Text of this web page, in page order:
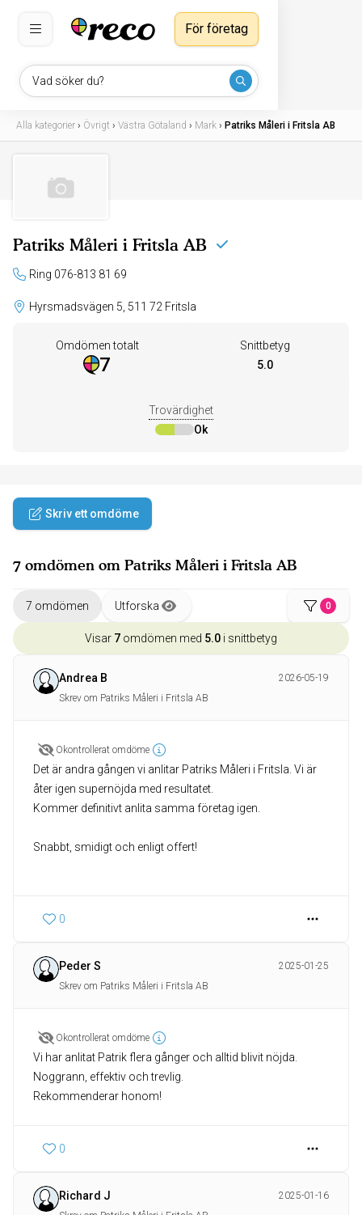
Vad söker du?
För företag
Alla kategorier › Övrigt › Västra Götaland › Mark › Patriks Måleri i Fritsla AB
Patriks Måleri i Fritsla AB
Ring 076-813 81 69
Hyrsmadsvägen 5, 511 72 Fritsla
Omdömen totalt
7
Snittbetyg
5.0
Trovärdighet
Ok
Skriv ett omdöme
7 omdömen om Patriks Måleri i Fritsla AB
7 omdömen Utforska 0
Visar 7 omdömen med 5.0 i snittbetyg
Andrea B
2026-05-19
Skrev om Patriks Måleri i Fritsla AB
Okontrollerat omdöme
Det är andra gången vi anlitar Patriks Måleri i Fritsla. Vi är
åter igen supernöjda med resultatet.
Kommer definitivt anlita samma företag igen.
Snabbt, smidigt och enligt offert!
0
Peder S
2025-01-25
Skrev om Patriks Måleri i Fritsla AB
Okontrollerat omdöme
Vi har anlitat Patrik flera gånger och alltid blivit nöjda.
Noggrann, effektiv och trevlig.
Rekommenderar honom!
0
Richard J
2025-01-16